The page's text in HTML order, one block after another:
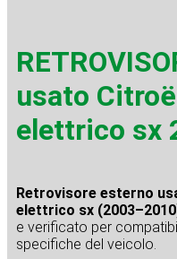
usato
elettrico sx
Retrovisore esterno
elettrico sx
e verificato per
specifiche del veicolo.